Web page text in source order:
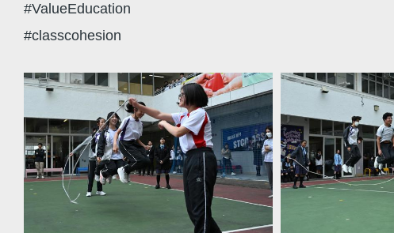
#ValueEducation
#classcohesion